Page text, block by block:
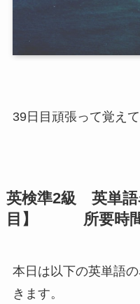
39日目頑張って覚え
英検準2級 英単
目】 所要時間
本日は以下の英単語
きます。